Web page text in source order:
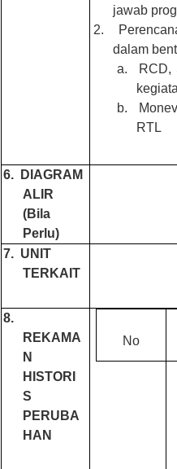
jawab
2.
dalam
a.
RCD,
b.
RTL
6.
DIAGRAM
ALIR
(Bila
Perlu)
7. UNIT
TERKAIT
8.
REKAMA
N
HISTORI
S
PERUBA
HAN
No